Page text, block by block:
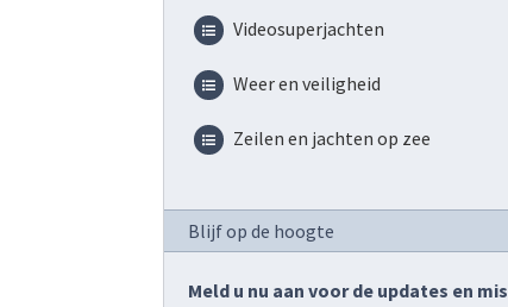
Videosuperjachten
Weer en veiligheid
Zeilen en jachten op zee
Blijf op de hoogte
Meld u nu aan voor de updates en mis